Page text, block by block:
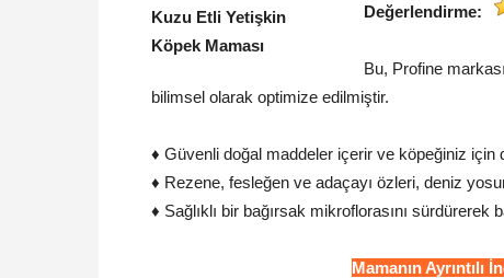
Değerlendirme:
Bu, Profine
bilimsel olarak optimize edilmiştir.
♦ Güvenli doğal maddeler içerir ve köpeğiniz için
♦ Rezene, fesleğen ve adaçayı özleri, deniz
♦ Sağlıklı bir bağırsak mikroflorasını sürdürerek
Mamanın Ayrıntılı